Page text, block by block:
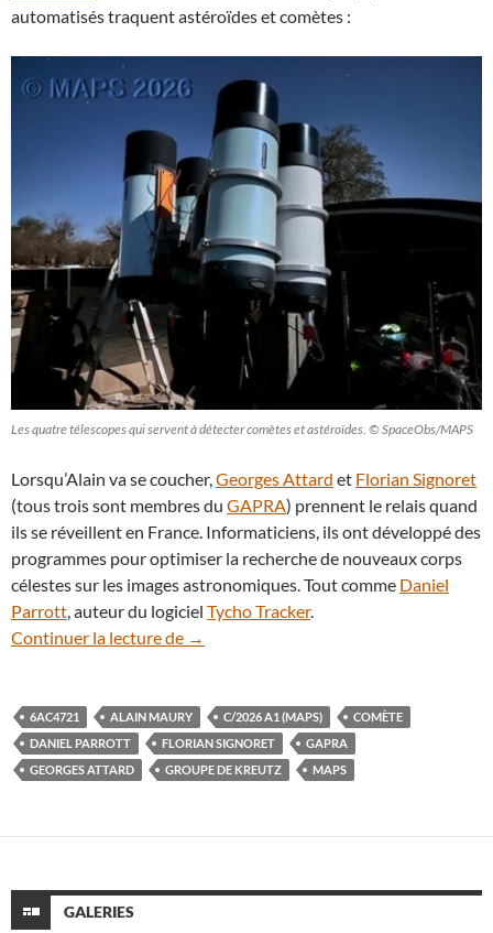
automatisés traquent astéroïdes et comètes :
Les quatre télescopes qui servent à détecter comètes et astéroïdes. © SpaceObs/MAPS
Lorsqu’Alain va se coucher,Georges Attard et Florian Signoret
(tous trois sont membres du GAPRA) prennent le relais quand
ils se réveillent en France. Informaticiens, ils ont développé des
programmes pour optimiser la recherche de nouveaux corps
célestes sur les images astronomiques. Tout comme Daniel
Parrott, auteur du logiciel Tycho Tracker.
Continuer la lecture de 6AC4721, une comète découverte par
→
6AC4721 ALAIN MAURY C/2026 A1 (MAPS)
COMÈTE
DANIEL PARROTT
FLORIAN SIGNORET
GAPRA
GEORGES ATTARD
GROUPE DE KREUTZ MAPS
GALERIES